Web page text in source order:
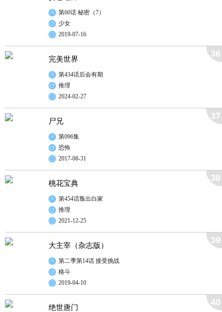
第60话 秘密（7）
少女
2019-07-16
完美世界
第434话后会有期
推理
2024-02-27
36
尸兄
第096集
恐怖
2017-08-31
37
桃花宝典
第454话叛出白家
推理
2021-12-25
38
大主宰（杂志版）
第二季第14话 接受挑战
格斗
2019-04-10
39
绝世唐门
40